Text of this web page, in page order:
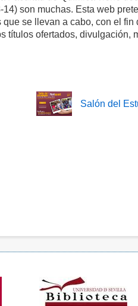
son muchas. Esta web
se llevan a cabo, con el fin
títulos ofertados, divulgación,
Salón del